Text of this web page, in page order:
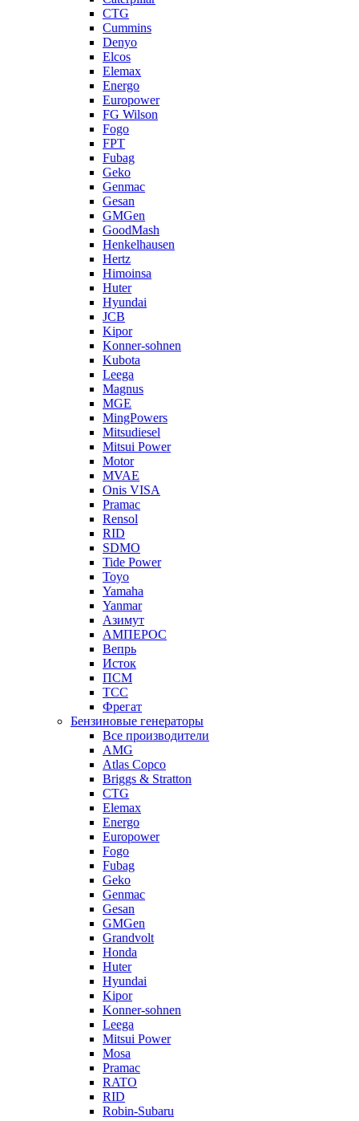
CTG
Cummins
Denyo
Elcos
Elemax
Energo
Europower
FG Wilson
Fogo
FPT
Fubag
Geko
Genmac
Gesan
GMGen
GoodMash
Henkelhausen
Hertz
Himoinsa
Huter
Hyundai
JCB
Kipor
Konner-sohnen
Kubota
Leega
Magnus
MGE
MingPowers
Mitsudiesel
Mitsui Power
Motor
MVAE
Onis VISA
Pramac
Rensol
RID
SDMO
Tide Power
Toyo
Yamaha
Yanmar
Азимут
АМПЕРОС
Вепрь
Исток
ПСМ
ТСС
Фрегат
Бензиновые генераторы
Все производители
AMG
Atlas Copco
Briggs & Stratton
CTG
Elemax
Energo
Europower
Fogo
Fubag
Geko
Genmac
Gesan
GMGen
Grandvolt
Honda
Huter
Hyundai
Kipor
Konner-sohnen
Leega
Mitsui Power
Mosa
Pramac
RATO
RID
Robin-Subaru